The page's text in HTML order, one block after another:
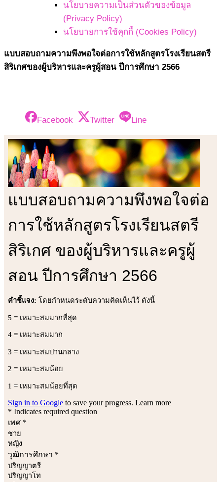
นโยบายความเป็นส่วนตัวของข้อมูล
(Privacy Policy)
นโยบายการใช้คุกกี้ (Cookies Policy)
แบบสอบถามความพึงพอใจต่อการใช้หลักสูตรโรงเรียนสตรี
สิริเกศของผู้บริหารและครูผู้สอน ปีการศึกษา 2566
Facebook Twitter Line